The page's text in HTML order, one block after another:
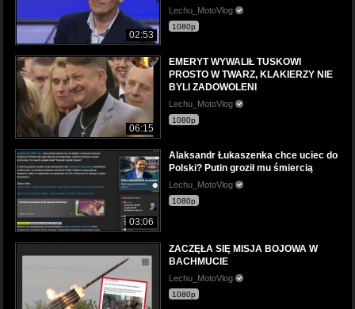
02:53
Lechu_MotoVlog
1080p
06:15
EMERYT WYWALIŁ TUSKOWI
PROSTO W TWARZ, KLAKIERZY NIE
BYLI ZADOWOLENI
Lechu_MotoVlog
1080p
03:06
Alaksandr Łukaszenka chce uciec do
Polski? Putin groził mu śmiercią
Lechu_MotoVlog
1080p
ZACZĘŁA SIĘ MISJA BOJOWA W
BACHMUCIE
Lechu_MotoVlog
1080p